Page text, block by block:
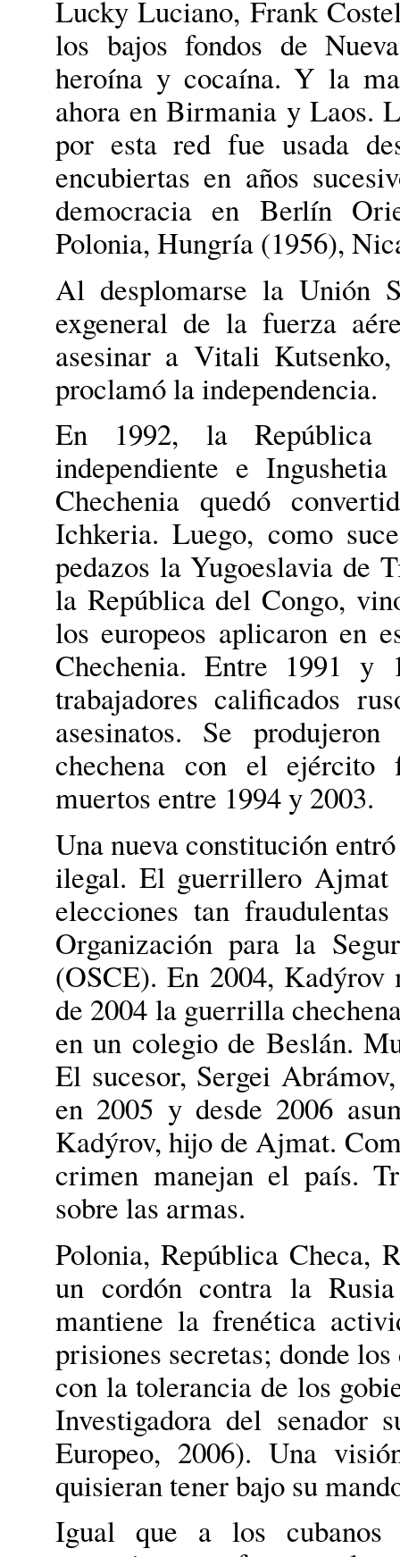
Lucky Luciano, Frank
los bajos fondos de
heroína y cocaína. Y la
ahora en Birmania y Laos.
por esta red fue usada
encubiertas en años
democracia en Berlín
Polonia, Hungría (1956),
Al desplomarse la Unión
exgeneral de la fuerza
asesinar a Vitali
proclamó la independencia.
En 1992, la República
independiente e
Chechenia quedó
Ichkeria. Luego, como
pedazos la Yugoeslavia de
la República del Congo,
los europeos aplicaron en
Chechenia. Entre 1991 y
trabajadores calificados
asesinatos. Se
chechena con el ejército
muertos entre 1994 y 2003.
Una nueva constitución
ilegal. El guerrillero Ajmat
elecciones tan
Organización para la
(OSCE). En 2004, Kadýrov
de 2004 la guerrilla
en un colegio de Beslán.
El sucesor, Sergei
en 2005 y desde 2006
Kadýrov, hijo de Ajmat.
crimen manejan el país.
sobre las armas.
Polonia, República Checa,
un cordón contra la
mantiene la frenética
prisiones secretas; donde
con la tolerancia de los
Investigadora del senador
Europeo, 2006). Una
quisieran tener bajo su
Igual que a los cubanos